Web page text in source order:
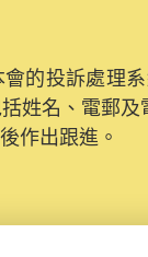
的投訴處理
姓名、電郵
作出跟進。